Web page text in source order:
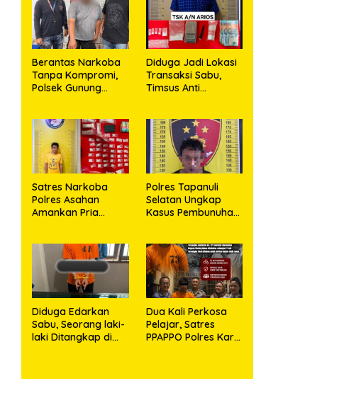
Berantas Narkoba
Tanpa Kompromi,
Polsek Gunung
Nagori Karangsari
Diduga Jadi Lokasi
Transaksi Sabu,
Timsus Anti
Seorang Pria
dengan Barang
Bukti 63,67 Gram
Sabu
Satres Narkoba
Polres Asahan
Amankan Pria
Bukti
Polres Tapanuli
Selatan Ungkap
Kasus Pembunuhan
Anak, Pelaku
Ditangkap
Diduga Edarkan
Sabu, Seorang laki-
laki Ditangkap di
Dua Kali Perkosa
Pelajar, Satres
PPAPPO Polres Karo